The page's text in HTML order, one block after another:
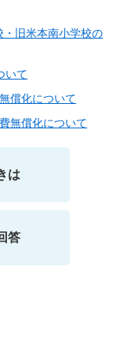
旧米本南小学校の
いて
償化について
無償化について
は
答